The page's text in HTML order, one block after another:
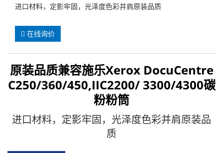
进口材料，定影牢固，光泽度色彩并肩原装品质
在线询价
原装品质兼容施乐Xerox DocuCentre
C250/360/450,IIC2200/ 3300/4300碳
粉粉筒
进口材料，定影牢固，光泽度色彩并肩原装品
质